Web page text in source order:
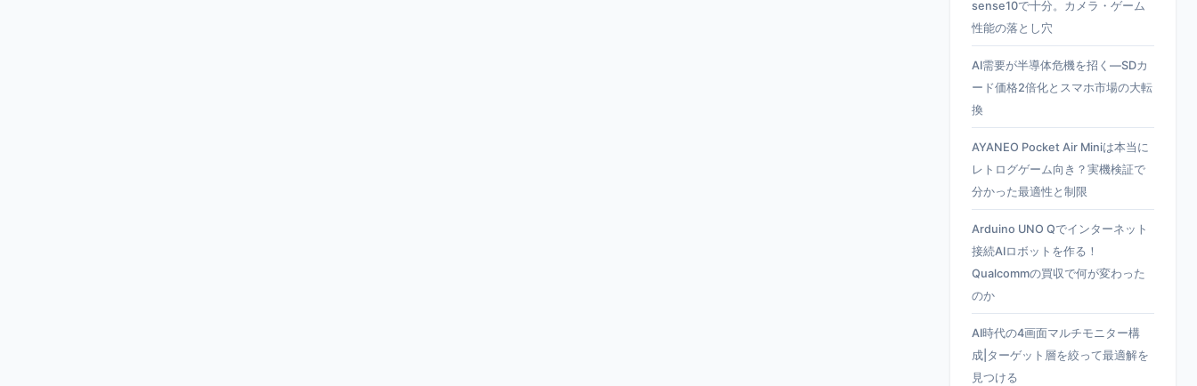
sense10で十分。カメラ・ゲーム
性能の落とし穴
AI需要が半導体危機を招く—SDカ
ード価格2倍化とスマホ市場の大転
換
AYANEO Pocket Air Miniは本当に
レトログゲーム向き？実機検証で
分かった最適性と制限
Arduino UNO Qでインターネット
接続AIロボットを作る！
Qualcommの買収で何が変わった
のか
AI時代の4画面マルチモニター構
成|ターゲット層を絞って最適解を
見つける